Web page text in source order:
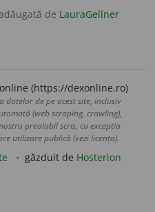
de LauraGellner
(https://dexonline.ro)
datelor de pe acest site, inclusiv
(web scraping, crawling),
prealabil scris, cu excepția
utilizare publică (vezi licența).
găzduit de Hosterion